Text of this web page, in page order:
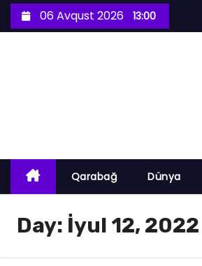
k
06 Avqust 2026 13:00
Qarabağ Dünya
Day: İyul 12, 2022